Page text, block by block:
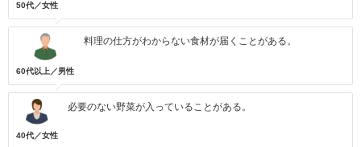
50代／女性
60代以上／男性
料理の仕方がわからない食材が届くことがある。
40代／女性
必要のない野菜が入っていることがある。